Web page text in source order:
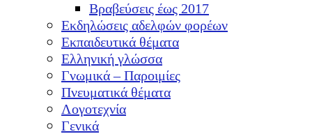
Βραβεύσεις έως 2017
Εκδηλώσεις αδελφών φορέων
Εκπαιδευτικά θέματα
Ελληνική γλώσσα
Γνωμικά – Παροιμίες
Πνευματικά θέματα
Λογοτεχνία
Γενικά